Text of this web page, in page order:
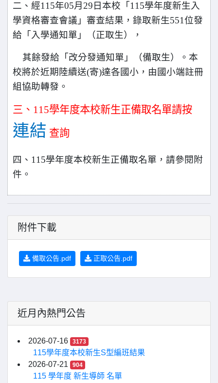
二、經115年05月29日本校「115學年度新生入
學資格審查會議」審查結果，錄取新生551位發
給「入學通知單」（正取生），
其餘發給「改分發通知單」（備取生）。本
校將於近期陸續送(寄)達各國小，由國小端註冊
組協助轉發。
三、115學年度本校新生正備取名單請按
連結 查詢
四、115學年度本校新生正備取名單，請參閱附
件。
附件下載
備取公告.pdf 正取公告.pdf
近月內熱門公告
2026-07-16 3173
115學年度本校新生S型編班結果
2026-07-21
904
115 學年度 新生導師 名單